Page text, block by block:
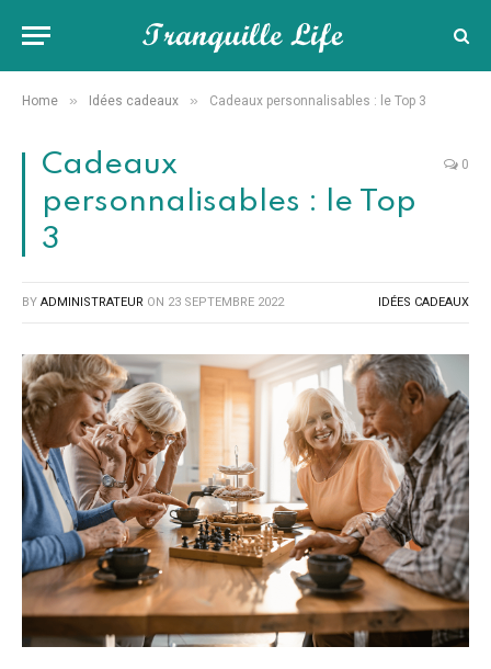
Home » Idées cadeaux » Cadeaux personnalisables : le Top 3
Cadeaux
personnalisables : le Top
3
0
BY ADMINISTRATEUR ON 23 SEPTEMBRE 2022 IDÉES CADEAUX